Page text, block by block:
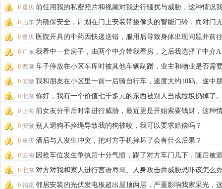
理？
0 重庆 前任用我的私密照片和视频对我进行骚扰与威胁，这种情况
报警吗？
0 山东 为确保安全，计划在门上安装带摄像头的智能门铃，而对门
居住，这种情况
0 重庆 医院开具的中药因快递送错，服用后导致身体出现问题并前
院抢救，请问误
0 广东 我看中一套房子，由两个中介带我看房，之后我选择了中介
介B因此不断
0 西藏 车子停放在小区车库时被其他车辆剐蹭，业主和物业是否需
担责任？
0 安徽 我和朋友在小区里一前一后骑自行车，速度大约10码。途中
看到不远处有
0 北京 你好，我有一个价值七千多元的东西被别人当成垃圾扔掉了
问了保洁阿姨，
0 上海 前女友分手后时常进行威胁，最近更是开始索要钱财，这种
已持续六个多月
0 安徽 别人遛狗不拴绳导致我的狗被咬，我可以要求赔偿吗？
0 重庆 酒后与人发生冲突，把对方手机摔坏了会有什么后果？
0 云南 因抢车位发生争执后十分气愤，踢了对方车门几下，随后被
所传唤。
0 北京 对方对我和家人进行言语辱骂、人身攻击并威胁恐吓该怎么
0 福建 邻居安装的光伏发电板超出屋顶两层，严重影响我家采光，